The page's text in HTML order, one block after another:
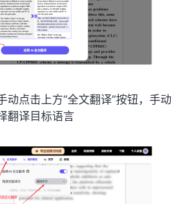
动点击上方“全文翻译”按钮，手动
翻译目标语言